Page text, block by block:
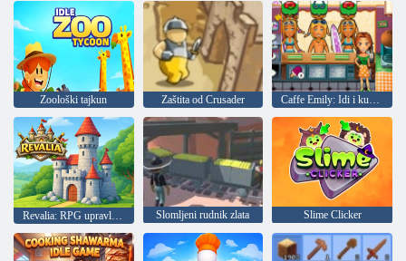
Zoološki tajkun Zaštita od Crusader
Revalia: RPG upravljanja dvorcem Slomljeni rudnik zlata Slime Clicker